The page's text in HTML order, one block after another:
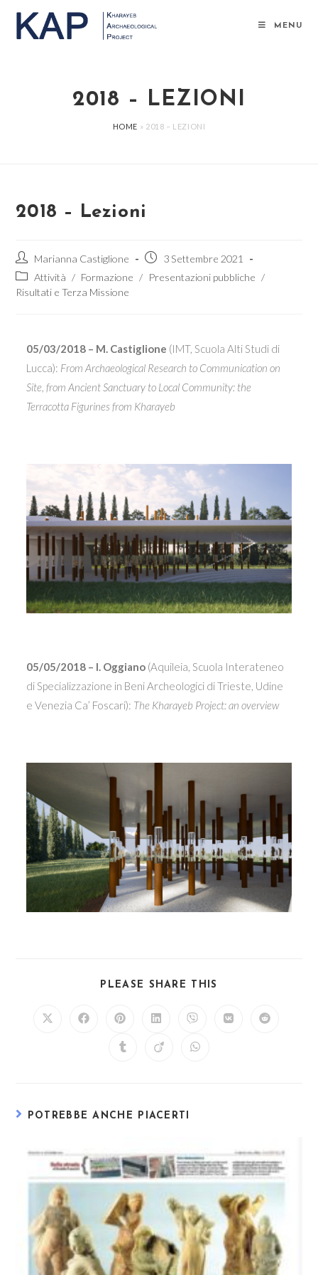
MENU
2018 – LEZIONI
HOME » 2018 – LEZIONI
2018 – Lezioni
Marianna Castiglione
3 Settembre 2021
Attività / Formazione / Presentazioni pubbliche /
Risultati e Terza Missione
05/03/2018 – M. Castiglione (IMT, Scuola Alti Studi di
Lucca): From Archaeological Research to Communication on
Site, from Ancient Sanctuary to Local Community: the
Terracotta Figurines from Kharayeb
05/05/2018 – I. Oggiano (Aquileia, Scuola Interateneo
di Specializzazione in Beni Archeologici di Trieste, Udine
e Venezia Ca’ Foscari): The Kharayeb Project: an overview
PLEASE SHARE THIS
POTREBBE ANCHE PIACERTI